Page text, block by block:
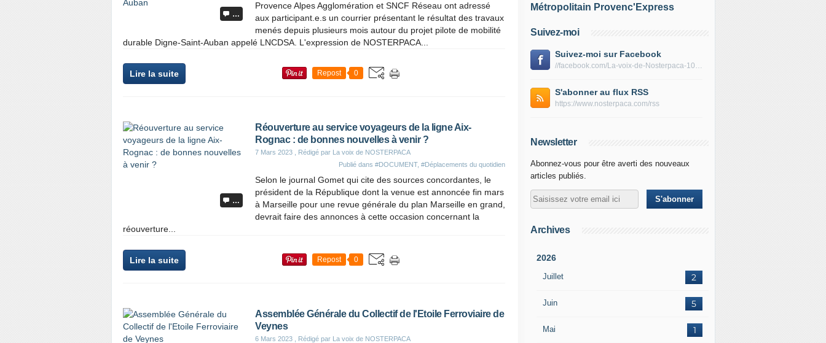
…
Provence Alpes Agglomération et SNCF Réseau ont adressé
aux participant.e.s un courrier présentant le résultat des travaux
menés depuis plusieurs mois autour du projet pilote de mobilité
durable Digne-Saint-Auban appelé LNCDSA. L'expression de NOSTERPACA...
Lire la suite Repost 0
…
Réouverture au service voyageurs de la ligne Aix-
Rognac : de bonnes nouvelles à venir ?
7 Mars 2023 , Rédigé par La voix de NOSTERPACA
Publié dans #DOCUMENT, #Déplacements du quotidien
Selon le journal Gomet qui cite des sources concordantes, le
président de la République dont la venue est annoncée fin mars
à Marseille pour une revue générale du plan Marseille en grand,
devrait faire des annonces à cette occasion concernant la
réouverture...
Lire la suite Repost 0
Assemblée Générale du Collectif de l'Etoile Ferroviaire de
Veynes
6 Mars 2023 , Rédigé par La voix de NOSTERPACA
Métropolitain Provenc'Express
Suivez-moi
Suivez-moi sur Facebook
//facebook.com/La-voix-de-Nosterpaca-106434384284735
S'abonner au flux RSS
https://www.nosterpaca.com/rss
Newsletter
Abonnez-vous pour être averti des nouveaux
articles publiés.
Archives
2026
Juillet 2
Juin 5
Mai 1